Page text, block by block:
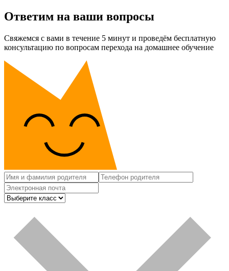
Ответим на ваши вопросы
Свяжемся с вами в течение 5 минут и проведём бесплатную
консультацию по вопросам перехода на домашнее обучение